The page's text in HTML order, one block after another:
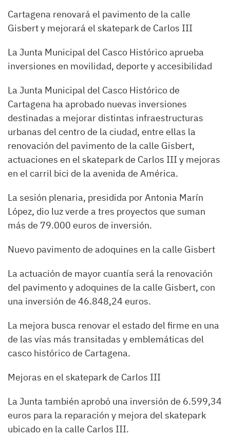
Cartagena renovará el pavimento de la calle
Gisbert y mejorará el skatepark de Carlos III
La Junta Municipal del Casco Histórico aprueba
inversiones en movilidad, deporte y accesibilidad
La Junta Municipal del Casco Histórico de
Cartagena ha aprobado nuevas inversiones
destinadas a mejorar distintas infraestructuras
urbanas del centro de la ciudad, entre ellas la
renovación del pavimento de la calle Gisbert,
actuaciones en el skatepark de Carlos III y mejoras
en el carril bici de la avenida de América.
La sesión plenaria, presidida por Antonia Marín
López, dio luz verde a tres proyectos que suman
más de 79.000 euros de inversión.
Nuevo pavimento de adoquines en la calle Gisbert
La actuación de mayor cuantía será la renovación
del pavimento y adoquines de la calle Gisbert, con
una inversión de 46.848,24 euros.
La mejora busca renovar el estado del firme en una
de las vías más transitadas y emblemáticas del
casco histórico de Cartagena.
Mejoras en el skatepark de Carlos III
La Junta también aprobó una inversión de 6.599,34
euros para la reparación y mejora del skatepark
ubicado en la calle Carlos III.